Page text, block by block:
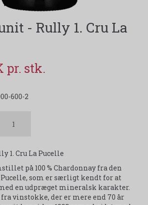
- Rully 1. Cru La
600-2
1. Cru La Pucelle
på 100 % Chardonnay fra den
som er særligt kendt for at
en udpræget mineralsk karakter.
vinstokke, der er mere end 70 år